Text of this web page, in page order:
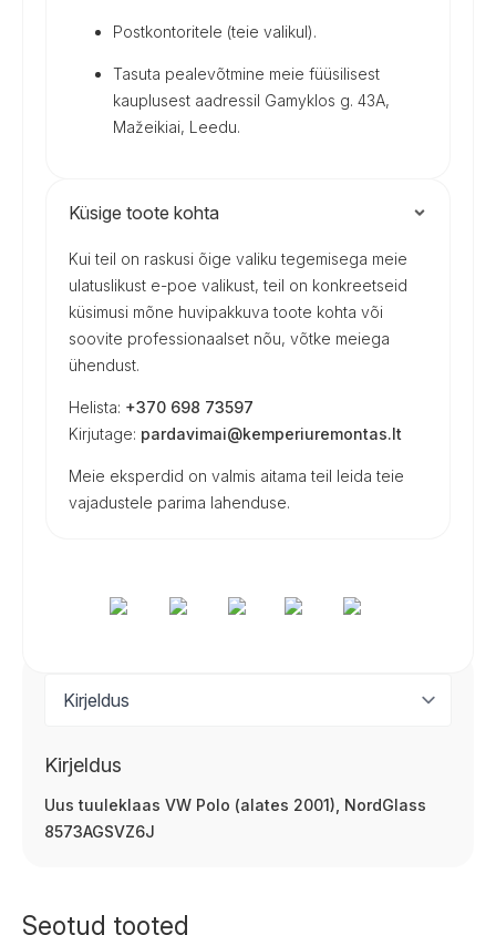
Postkontoritele (teie valikul).
Tasuta pealevõtmine meie füüsilisest
kauplusest aadressil Gamyklos g. 43A,
Mažeikiai, Leedu.
Küsige toote kohta
Kui teil on raskusi õige valiku tegemisega meie
ulatuslikust e-poe valikust, teil on konkreetseid
küsimusi mõne huvipakkuva toote kohta või
soovite professionaalset nõu, võtke meiega
ühendust.
Helista: +370 698 73597
Kirjutage: pardavimai@kemperiuremontas.lt
Meie eksperdid on valmis aitama teil leida teie
vajadustele parima lahenduse.
Kirjeldus
Uus tuuleklaas VW Polo (alates 2001), NordGlass
8573AGSVZ6J
Seotud tooted